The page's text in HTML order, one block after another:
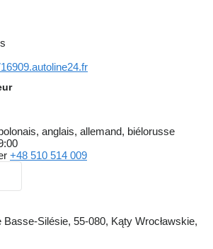
anglais, allemand, biélorusse
+48 510 514 009
Silésie, 55-080, Kąty Wrocławskie,